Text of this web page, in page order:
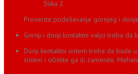
Slika 2.
Proverite podešavanje gornjeg i
Gornji i donji kontaktni valjci treba da
Donji kontaktni sistem treba da bude
sistem i očistite ga ili zamenite.